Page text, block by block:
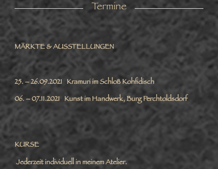
Termine
MÄRKTE & AUSSTELLUNGEN
25. – 26.09.2021 Kramuri im Schloß Kohfidisch
06. – 07.11.2021 Kunst im Handwerk, Burg Perchtoldsdorf
KURSE
Jederzeit individuell in meinem Atelier.